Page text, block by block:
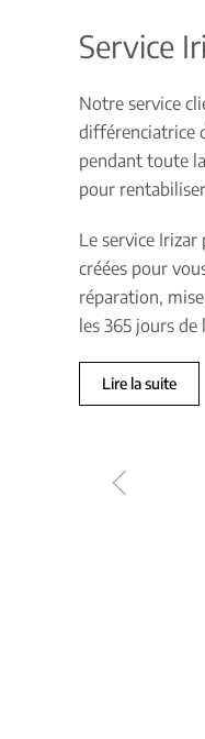
Service
Notre service
différenciatrice
pendant toute
pour
Le service
créées pour
réparation,
les 365 jours
Lire la suite